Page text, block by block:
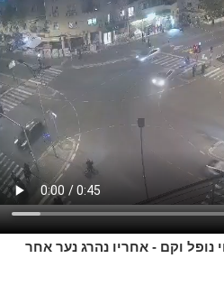
וקם - אחריו נהרג נער אחר